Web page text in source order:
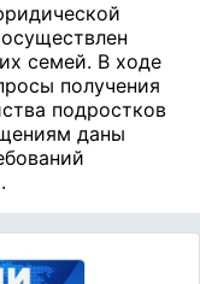
семей. В ходе
получения
подростков
даны